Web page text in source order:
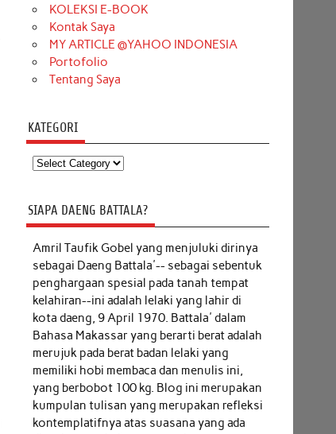
KOLEKSI E-BOOK
Kontak Saya
MY ARTICLE @YAHOO INDONESIA
Portofolio
Tentang Saya
KATEGORI
Kategori
SIAPA DAENG BATTALA?
Amril Taufik Gobel yang menjuluki dirinya
sebagai Daeng Battala'-- sebagai sebentuk
penghargaan spesial pada tanah tempat
kelahiran--ini adalah lelaki yang lahir di
kota daeng, 9 April 1970. Battala' dalam
Bahasa Makassar yang berarti berat adalah
merujuk pada berat badan lelaki yang
memiliki hobi membaca dan menulis ini,
yang berbobot 100 kg. Blog ini merupakan
kumpulan tulisan yang merupakan refleksi
kontemplatifnya atas suasana yang ada